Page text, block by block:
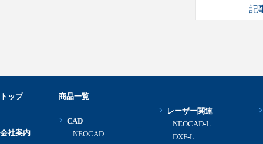
記
トップ
会社案内
商品一覧
CAD
NEOCAD
レーザー関連
NEOCAD-L
DXF-L